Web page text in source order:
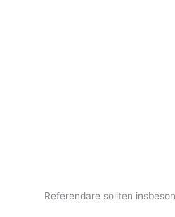
Referendare sollten